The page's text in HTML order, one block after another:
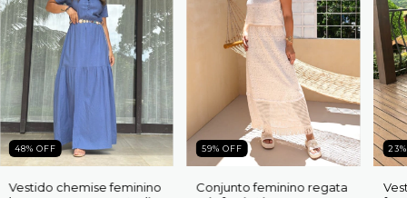
48% OFF
Vestido chemise feminino
59% OFF
Conjunto feminino regata
23